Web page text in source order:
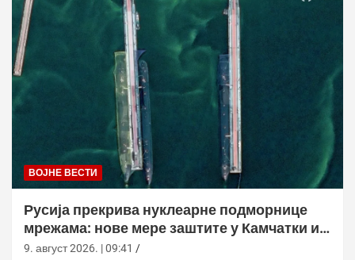
ВОЈНЕ ВЕСТИ
Русија прекрива нуклеарне подморнице
мрежама: нове мере заштите у Камчатки и
Новоросијску
9. август 2026. | 09:41